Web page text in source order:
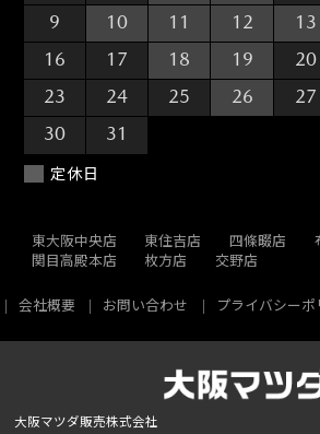
9
10 11 12 13
16
17 18 19 20
23
24 25 26 27
30
31
定休日
東大阪中央店 東住吉店 四條畷店
関目高殿本店
枚方店 交野店
会社概要 お問い合わせ プライバシーポ
大阪マツダ販売株式会社